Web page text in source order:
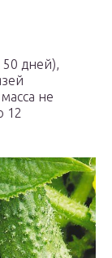
50 дней),
не
12